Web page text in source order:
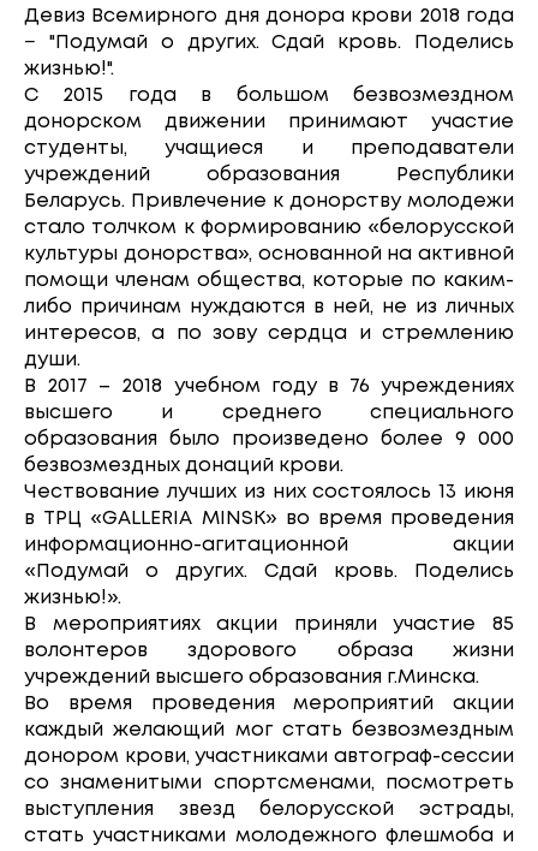
Девиз Всемирного дня донора крови 2018 года
− "Подумай о других. Сдай кровь. Поделись
жизнью!".
С 2015 года в большом безвозмездном
донорском движении принимают участие
студенты, учащиеся и преподаватели
учреждений образования Республики
Беларусь. Привлечение к донорству молодежи
стало толчком к формированию «белорусской
культуры донорства», основанной на активной
помощи членам общества, которые по каким-
либо причинам нуждаются в ней, не из личных
интересов, а по зову сердца и стремлению
души.
В 2017 – 2018 учебном году в 76 учреждениях
высшего и среднего специального
образования было произведено более 9 000
безвозмездных донаций крови.
Чествование лучших из них состоялось 13 июня
в ТРЦ «GALLERIA MINSK» во время проведения
информационно-агитационной акции
«Подумай о других. Сдай кровь. Поделись
жизнью!».
В мероприятиях акции приняли участие 85
волонтеров здорового образа жизни
учреждений высшего образования г.Минска.
Во время проведения мероприятий акции
каждый желающий мог стать безвозмездным
донором крови, участниками автограф-сессии
со знаменитыми спортсменами, посмотреть
выступления звезд белорусской эстрады,
стать участниками молодежного флешмоба и